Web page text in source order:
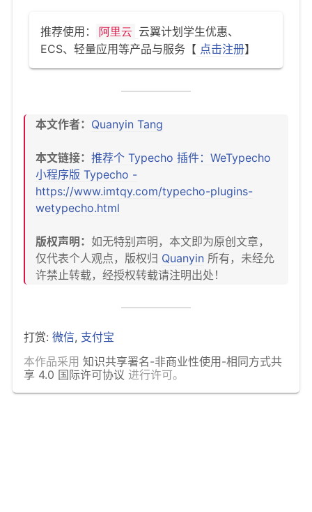
推荐使用： 阿里云 云翼计划学生优惠、
ECS、轻量应用等产品与服务【 点击注册】
本文作者： Quanyin Tang
本文链接： 推荐个 Typecho 插件：WeTypecho
小程序版 Typecho -
https://www.imtqy.com/typecho-plugins-
wetypecho.html
版权声明： 如无特别声明，本文即为原创文章，
仅代表个人观点，版权归 Quanyin 所有，未经允
许禁止转载，经授权转载请注明出处！
打赏: 微信, 支付宝
本作品采用 知识共享署名-非商业性使用-相同方式共
享 4.0 国际许可协议 进行许可。